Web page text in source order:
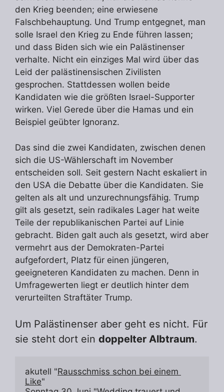
den Krieg beenden; eine erwiesene
Falschbehauptung. Und Trump entgegnet, man
solle Israel den Krieg zu Ende führen lassen;
und dass Biden sich wie ein Palästinenser
verhalte. Nicht ein einziges Mal wird über das
Leid der palästinensischen Zivilisten
gesprochen. Stattdessen wollen beide
Kandidaten wie die größten Israel-Supporter
wirken. Viel Gerede über die Hamas und ein
Beispiel geübter Ignoranz.
Das sind die zwei Kandidaten, zwischen denen
sich die US-Wählerschaft im November
entscheiden soll. Seit gestern Nacht eskaliert in
den USA die Debatte über die Kandidaten. Sie
gelten als alt und unzurechnungsfähig. Trump
gilt als gesetzt, sein radikales Lager hat weite
Teile der republikanischen Partei auf Linie
gebracht. Biden galt auch als gesetzt, wird aber
vermehrt aus der Demokraten-Partei
aufgefordert, Platz für einen jüngeren,
geeigneteren Kandidaten zu machen. Denn in
Umfragewerten liegt er deutlich hinter dem
verurteilten Straftäter Trump.
Um Palästinenser aber geht es nicht. Für
sie steht dort ein doppelter Albtraum.
akutell "Rausschmiss schon bei einem
Like"